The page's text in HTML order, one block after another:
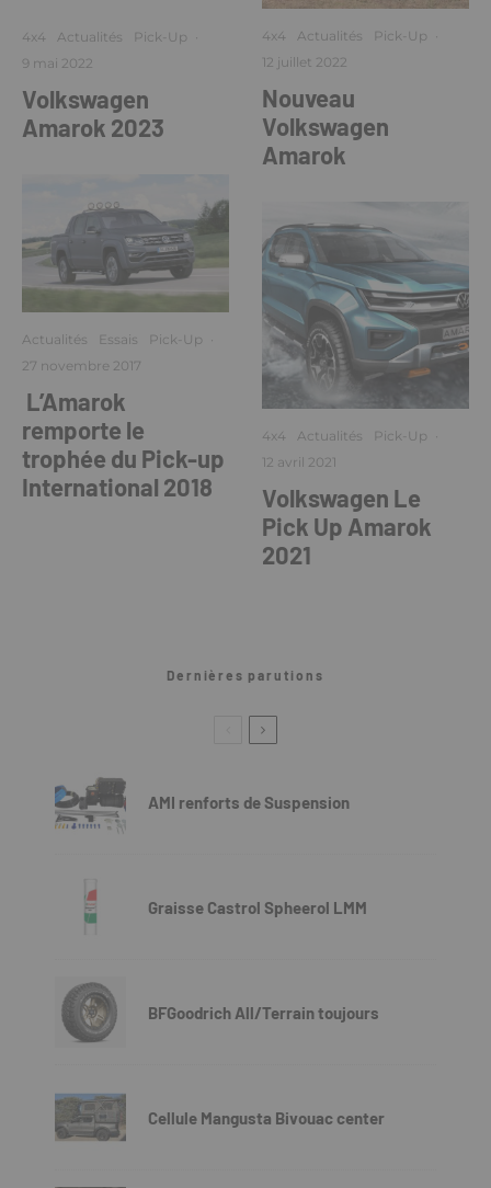
4x4 Actualités Pick-Up ·
9 mai 2022
Volkswagen
Amarok 2023
Actualités Essais Pick-Up ·
27 novembre 2017
L’Amarok
remporte le
trophée du Pick-up
International 2018
4x4 Actualités Pick-Up ·
12 juillet 2022
Nouveau
Volkswagen
Amarok
4x4 Actualités Pick-Up ·
12 avril 2021
Volkswagen Le
Pick Up Amarok
2021
Dernières parutions
AMI renforts de Suspension
Graisse Castrol Spheerol LMM
BFGoodrich All/Terrain toujours
Cellule Mangusta Bivouac center